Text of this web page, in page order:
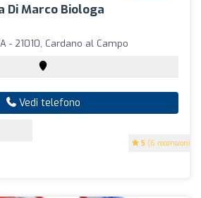
Di Marco Biologa
5 (6 recensioni)
- 21010, Cardano al Campo
Vedi telefono